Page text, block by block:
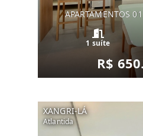
APARTAMENTOS
1 suíte
R$
XANGRI-LÁ
Atlantida